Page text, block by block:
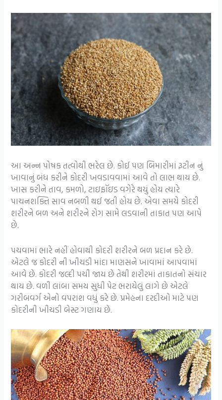
આ અન્ન પોષક તત્વોથી ભરેલ છે. કોઈ પણ બિમારીમાં રૂટીન નું
ખાવાનું બંધ કરીને કોદરી ખવડાવવામાં આવે તો લાભ થાય છે.
ખાસ કરીને તાવ, કમળો, ટાઇફૉઇડ વગેરે થયું હોય ત્યારે
પાચનશક્તિ સાવ નબળી થઈ જતી હોય છે. એવા સમયે કોદરી
શરીરને બળ અને શરીરને રોગ સામે લડવાની તાકાત પણ આપે
છે.
પચવામાં ભારે નહીં હોવાથી કોદરી શરીરને બળ પ્રદાન કરે છે.
એટલે જ કોદરી ની ખીચડી માંદા માણસને ખાવામાં આપવામાં
આવે છે. કોદરી જલ્દી પચી જાય છે તેથી શરીરમાં તાકાતનો સંચાર
થાય છે. વળી લાંબા સમય સુધી પેટ ભરાયેલું લાગે છે એટલે
ગરીબવર્ગ એનો વપરાશ વધું કરે છે. પ્રમેહના દરદીઓ માટે પણ
કોદરીની ખીચડી બેસ્ટ ગણાય છે.